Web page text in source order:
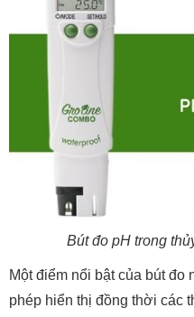
Bút đo pH trong
Một điểm nổi bật của bút
phép hiển thị đồng thời các